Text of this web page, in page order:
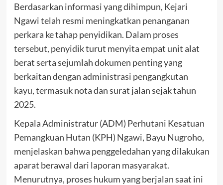
Berdasarkan informasi yang dihimpun, Kejari
Ngawi telah resmi meningkatkan penanganan
perkara ke tahap penyidikan. Dalam proses
tersebut, penyidik turut menyita empat unit alat
berat serta sejumlah dokumen penting yang
berkaitan dengan administrasi pengangkutan
kayu, termasuk nota dan surat jalan sejak tahun
2025.
Kepala Administratur (ADM) Perhutani Kesatuan
Pemangkuan Hutan (KPH) Ngawi, Bayu Nugroho,
menjelaskan bahwa penggeledahan yang dilakukan
aparat berawal dari laporan masyarakat.
Menurutnya, proses hukum yang berjalan saat ini